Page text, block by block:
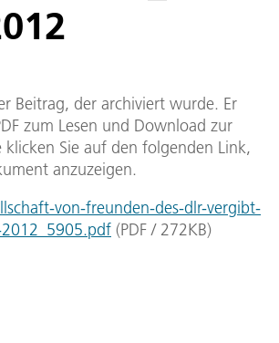
Beitrag, der archiviert wurde. Er
zum Lesen und Download zur
Sie auf den folgenden Link,
anzuzeigen.
von-freunden-des-dlr-vergibt-
(PDF / 272KB)